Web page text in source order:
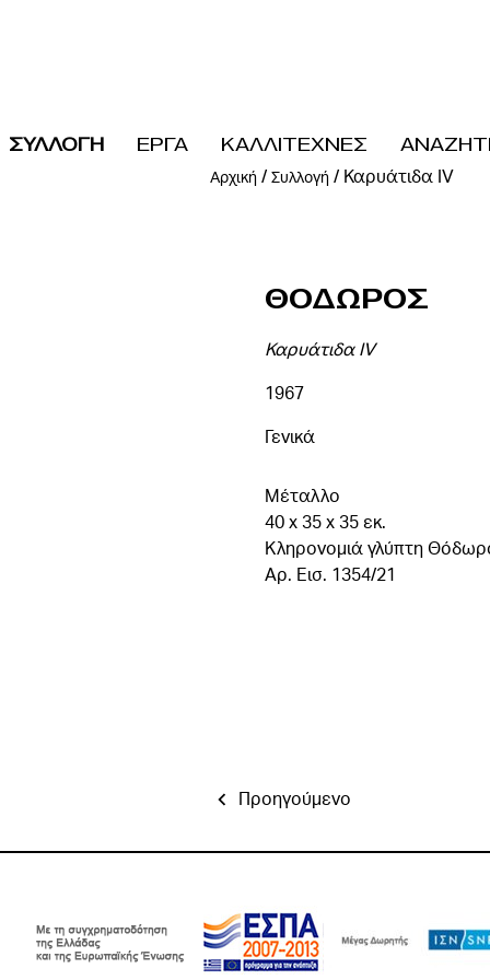
ΣΥΛΛΟΓΗ ΕΡΓΑ ΚΑΛΛΙΤΕΧΝΕΣ
Αρχική / Συλλογή / Καρυάτιδα IV
Θοδωρος
Καρυάτιδα IV
1967
Γενικά
Μέταλλο
40 x 35 x 35 εκ.
Κληρονομιά γλύπτη
Αρ. Εισ. 1354/21
Προηγούμενο